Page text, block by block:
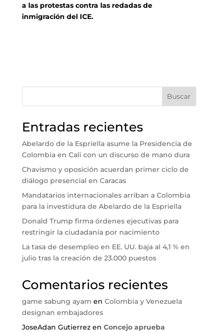
a las protestas contra las redadas de
inmigración del ICE.
Buscar
Entradas recientes
Abelardo de la Espriella asume la Presidencia de
Colombia en Cali con un discurso de mano dura
Chavismo y oposición acuerdan primer ciclo de
diálogo presencial en Caracas
Mandatarios internacionales arriban a Colombia
para la investidura de Abelardo de la Espriella
Donald Trump firma órdenes ejecutivas para
restringir la ciudadanía por nacimiento
La tasa de desempleo en EE. UU. baja al 4,1 % en
julio tras la creación de 23.000 puestos
Comentarios recientes
game sabung ayam en Colombia y Venezuela
designan embajadores
JoseAdan Gutierrezen Concejo aprueba